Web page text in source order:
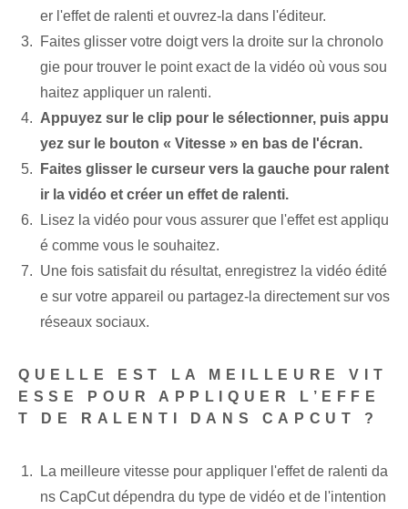
er l'effet de ralenti et ouvrez-la dans l'éditeur.
Faites glisser votre doigt vers la droite sur la chronolo
gie pour trouver le point exact de la vidéo où vous sou
haitez appliquer un ralenti.
Appuyez sur le clip pour le sélectionner, puis appu
yez sur le bouton « Vitesse » en bas de l'écran.
Faites glisser le curseur vers la gauche pour ralent
ir la vidéo et créer un effet de ralenti.
Lisez la vidéo pour vous assurer que l'effet est appliqu
é comme vous le souhaitez.
Une fois satisfait du résultat, enregistrez la vidéo édité
e sur votre appareil ou partagez-la directement sur vos
réseaux sociaux.
QUELLE EST LA MEILLEURE VIT
ESSE POUR APPLIQUER L’EFFE
T DE RALENTI DANS CAPCUT ?
La meilleure vitesse pour appliquer l'effet de ralenti da
ns CapCut dépendra du type de vidéo et de l'intention